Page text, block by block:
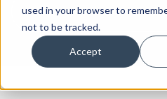
used in your browser to
not to be tracked.
Accept
Réservez un appel